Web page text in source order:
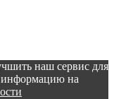
наш сервис для
информацию на